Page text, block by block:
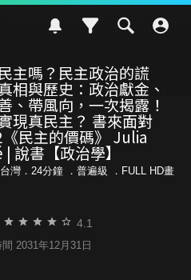
主嗎？民主政治的謊
相與歷史：政治獻金、
、帶風向，一次揭露！
現真民主？ 書來面對
《民主的價碼》 Julia
| 說書【政治學】
灣．24分鐘 ． 普遍級
．FULL HD畫
4.1
2031年12月31日